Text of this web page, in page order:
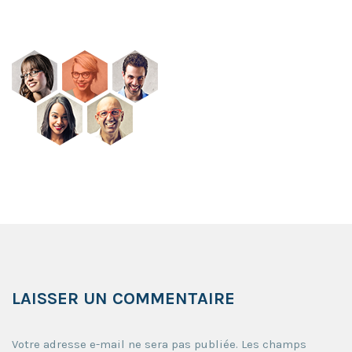
LAISSER UN COMMENTAIRE
Votre adresse e-mail ne sera pas publiée. Les champs